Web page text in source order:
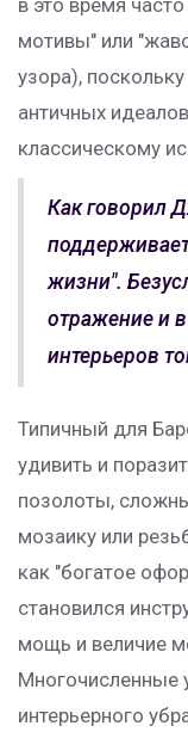
в это время
мотивы" или
узора),
античных
классическому
Как говорил
жизни".
отражение и
интерьеров
Типичный для
удивить и
позолоты,
мозаику или
как "богатое
становился
мощь и величие
Многочисленные
интерьерного